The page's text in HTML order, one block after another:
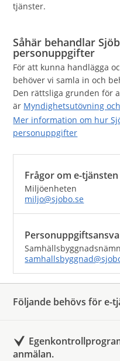
tjänster.
Såhär behandlar
personuppgifter
För att kunna handlägga
behöver vi samla in och
Den rättsliga grunden för
är Myndighetsutövning
Mer information om hur
personuppgifter
Frågor om e-tjänsten
Miljöenheten
miljo@sjobo.se
Följande behövs för e-
anmälan.